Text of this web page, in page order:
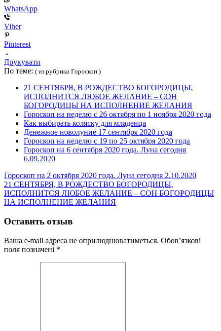
WhatsApp
Viber
Pinterest
Друкувати
По теме: ( из рубрики Гороскоп )
21 СЕНТЯБРЯ, В РОЖДЕСТВО БОГОРОДИЦЫ,
ИСПОЛНИТСЯ ЛЮБОЕ ЖЕЛАНИЕ – СОН
БОГОРОДИЦЫ НА ИСПОЛНЕНИЕ ЖЕЛАНИЯ
Гороскоп на неделю с 26 октября по 1 ноября 2020 года
Как выбирать коляску для младенца
Денежное новолуние 17 сентября 2020 года
Гороскоп на неделю с 19 по 25 октября 2020 года
Гороскоп на 6 сентября 2020 года. Луна сегодня
6.09.2020
Гороскоп на 2 октября 2020 года. Луна сегодня 2.10.2020
21 СЕНТЯБРЯ, В РОЖДЕСТВО БОГОРОДИЦЫ,
ИСПОЛНИТСЯ ЛЮБОЕ ЖЕЛАНИЕ – СОН БОГОРОДИЦЫ
НА ИСПОЛНЕНИЕ ЖЕЛАНИЯ
Оставить отзыв
Ваша e-mail адреса не оприлюднюватиметься. Обов’язкові
поля позначені *